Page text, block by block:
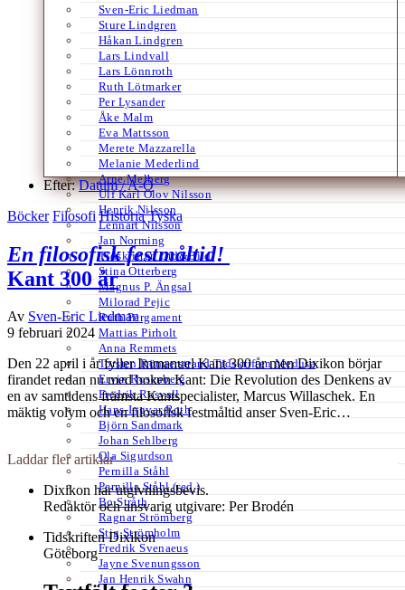
Sven-Eric Liedman
Sture Lindgren
Håkan Lindgren
Lars Lindvall
Lars Lönnroth
Ruth Lötmarker
Per Lysander
Åke Malm
Eva Mattsson
Merete Mazzarella
Melanie Mederlind
Arne Melberg
Ulf Karl Olov Nilsson
Henrik Nilsson
Lennart Nilsson
Jan Norming
Tidskriften Ord&Bild
Stina Otterberg
Magnus P. Ängsal
Milorad Pejic
Ruth Pergament
Mattias Pirholt
Anna Remmets
Torsten Rönnerstrand Tidskriften Medusa
Ervin Rosenberg
Fredrik Rosvall
Hans-Ingvar Roth
Björn Sandmark
Johan Sehlberg
Ola Sigurdson
Pernilla Ståhl
Pernilla Ståhl (red.)
Bo Stråth
Ragnar Strömberg
Stig Strömholm
Fredrik Svenaeus
Jayne Svenungsson
Jan Henrik Swahn
Efter:Datum /A-Ö
Böcker Filosofi Historia Tyska
En filosofisk festmåltid!
Kant 300 år
Av Sven-Eric Liedman
9 februari 2024
Den 22 april i år fyller Immanuel Kant 300 år men Dixikon börjar
firandet redan nu med boken Kant: Die Revolution des Denkens av
en av samtidens främsta Kantspecialister, Marcus Willaschek. En
mäktig volym och en filosofisk festmåltid anser Sven-Eric…
Laddar fler artiklar
Dixikon har utgivningsbevis.
Redaktör och ansvarig utgivare: Per Brodén
Tidskriften Dixikon
Göteborg